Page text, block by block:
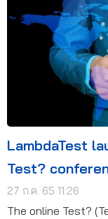
LambdaTest
Test?
27 ก.ค. 65 11:26
The online Test?